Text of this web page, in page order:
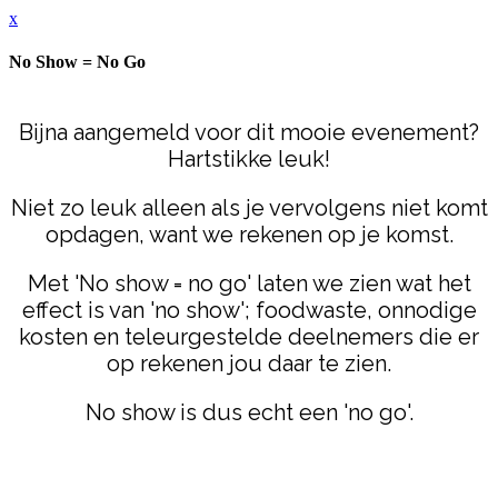
x
No Show = No Go
Bijna aangemeld voor dit mooie evenement?
Hartstikke leuk!
Niet zo leuk alleen als je vervolgens niet komt
opdagen, want we rekenen op je komst.
Met 'No show = no go' laten we zien wat het
effect is van 'no show'; foodwaste, onnodige
kosten en teleurgestelde deelnemers die er
op rekenen jou daar te zien.
No show is dus echt een 'no go'.